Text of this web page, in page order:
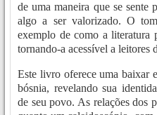
de uma maneira que se sente
algo a ser valorizado. O
exemplo de como a literatura
tornando-a acessível a leitores
Este livro oferece uma baixar
bósnia, revelando sua
de seu povo. As relações dos